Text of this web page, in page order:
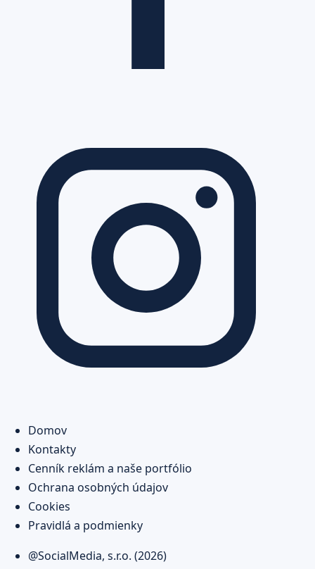
Domov
Kontakty
Cenník reklám a naše portfólio
Ochrana osobných údajov
Cookies
Pravidlá a podmienky
@SocialMedia, s.r.o. (2026)